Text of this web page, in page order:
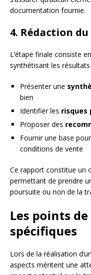
documentation fournie.
4. Rédaction
L’étape finale consiste
synthétisant les
Présenter une
bien
Identifier les risques
Proposer des
Fournir une base
conditions de vente
Ce rapport constitue un
permettant de prendre
poursuite ou non de la
Les points
spécifiques
Lors de la réalisation
aspects méritent une